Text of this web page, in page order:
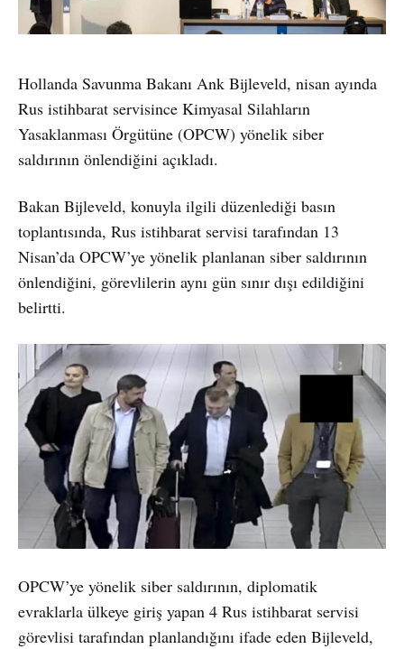
Hollanda Savunma Bakanı Ank Bijleveld, nisan ayında
Rus istihbarat servisince Kimyasal Silahların
Yasaklanması Örgütüne (OPCW) yönelik siber
saldırının önlendiğini açıkladı.
Bakan Bijleveld, konuyla ilgili düzenlediği basın
toplantısında, Rus istihbarat servisi tarafından 13
Nisan’da OPCW’ye yönelik planlanan siber saldırının
önlendiğini, görevlilerin aynı gün sınır dışı edildiğini
belirtti.
OPCW’ye yönelik siber saldırının, diplomatik
evraklarla ülkeye giriş yapan 4 Rus istihbarat servisi
görevlisi tarafından planlandığını ifade eden Bijleveld,